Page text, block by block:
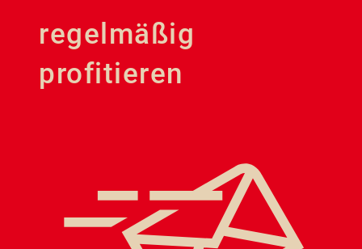
regelmäßig
profitieren